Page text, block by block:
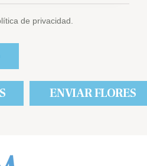
de privacidad.
ENVIAR FLORES